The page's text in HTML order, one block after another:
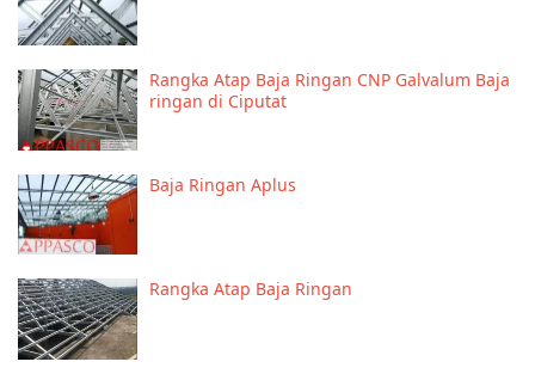
Rangka Atap Baja Ringan CNP Galvalum Baja
ringan di Ciputat
Baja Ringan Aplus
Rangka Atap Baja Ringan